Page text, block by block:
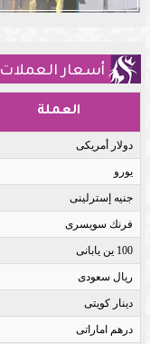
أسعار العملات
العملة
دولار أمريكى
يورو
جنيه إسترلينى
فرنك سويسرى
100 ين يابانى
ريال سعودى
دينار كويتى
درهم اماراتى